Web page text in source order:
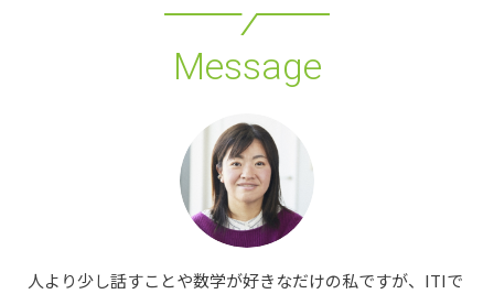
Message
人より少し話すことや数学が好きなだけの私ですが、ITIで